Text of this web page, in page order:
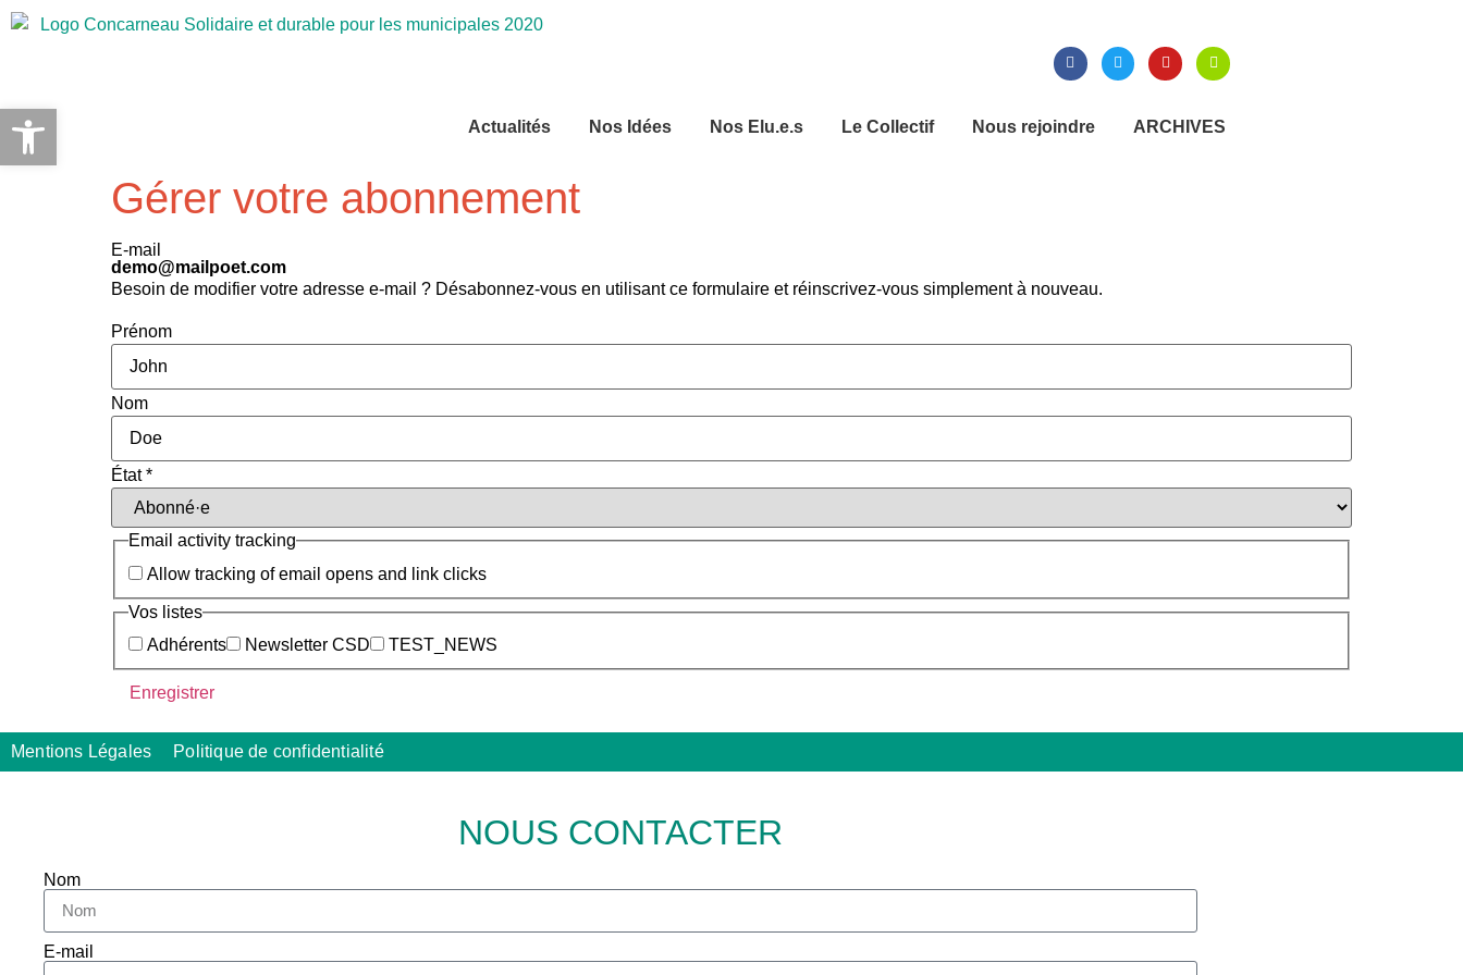
Actualités Nos Idées Nos Elu.e.s Le Collectif Nous rejoindre ARCHIVES
Gérer votre abonnement
E-mail
demo@mailpoet.com
Besoin de modifier votre adresse e-mail ? Désabonnez-vous en utilisant ce formulaire et réinscrivez-vous simplement à nouveau.
Prénom
Nom
État*
Email activity tracking
Allow tracking of email opens and link clicks
Vos listes
Adhérents
Newsletter CSD TEST_NEWS
Mentions Légales Politique de confidentialité
NOUS CONTACTER
Nom
E-mail
Ouvrir la barre d’outils